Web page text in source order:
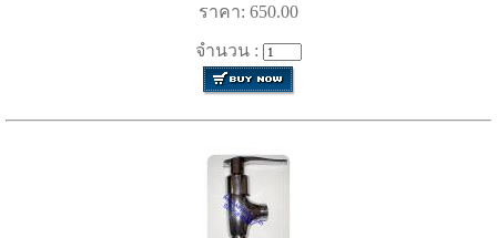
ราคา: 650.00
จำนวน :